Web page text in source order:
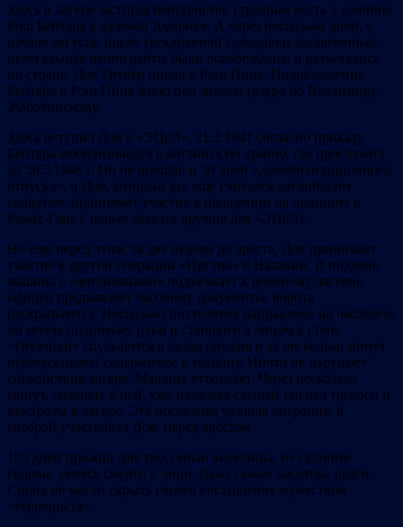
Здесь в лагере застигла бейтаристов страшная весть о кончине
Рош Бейтара в далекой Америке. А через несколько дней, в
начале августа, после трехдневной голодовки заключенных,
нелегальные иммигранты были освобождены и разъехались
по стране. Дов Грунер попал в Рош-Пина. Подразделение
Бейтара в Рош-Пина жило под знаком траура по Владимиру
Жаботинскому.
Здесь вступил Дов в «ЭЦеЛ». 21.2.1941 согласно приказу
Бейтара мобилизовался в английскую армию, где прослужил
до 28.3.1946 г. Но не прошло и 30 дней «демобилизационного
отпуска», и Дов, который все еще считался английским
солдатом, принимает участие в нападении на полицию в
Рамат-Гане с целью захвата оружия для «ЭЦеЛ».
Но еще перед этим, за две недели до ареста, Дов принимает
участие в другой операции «Иргуна» в Натании. В полдень
машина с «англичанами» подъезжает к военному лагерю,
офицер предъявляет часовому документы, ворота
раскрываются. Несколько пистолетов направлено на часового,
он молча поднимает руки и становится лицом к стене.
«Грузчики» спускаются в склад оружия и за несколько минут
перетаскивают содержимое в машину. Ничто не нарушает
спокойствия лагеря. Машина отъезжает. Через несколько
минут, сидящие в ней, уже издалека слышат сигнал тревоги и
выстрелы в лагере. Эта последняя удачная операция, в
которой участвовал Дов, перед арестом.
105 дней прожил Дов под сенью виселицы, не склонив
головы, смеясь смерти в лицо. Даже самые заклятые враги
Сиона не могли скрыть своего восхищения мужеством
«террориста».